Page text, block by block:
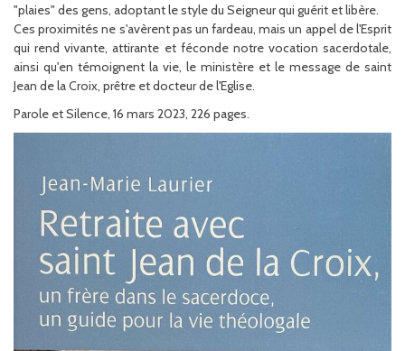
"plaies" des gens, adoptant le style du Seigneur qui guérit et libère.
Ces proximités ne s'avèrent pas un fardeau, mais un appel de l'Esprit
qui rend vivante, attirante et féconde notre vocation sacerdotale,
ainsi qu'en témoignent la vie, le ministère et le message de saint
Jean de la Croix, prêtre et docteur de l'Eglise.
Parole et Silence, 16 mars 2023, 226 pages.